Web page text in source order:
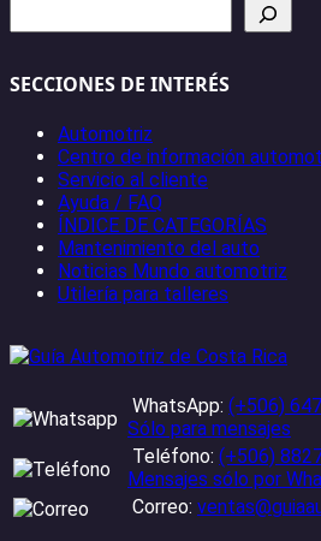
SECCIONES DE INTERÉS
Automotriz
Centro de información
Servicio al cliente
Ayuda / FAQ
ÍNDICE DE CATEGORÍAS
Mantenimiento del auto
Noticias Mundo automotriz
Utilería para talleres
WhatsApp: (+506)
Sólo para mensajes
Teléfono: (+506)
Mensajes sólo por
Correo: